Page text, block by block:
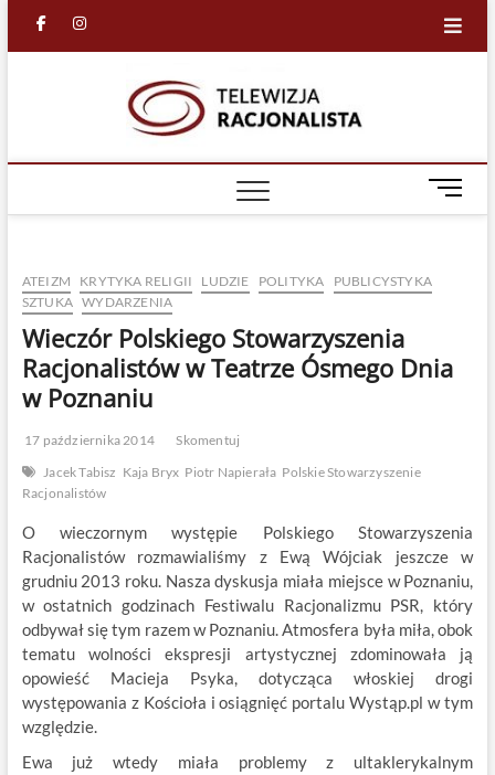
facebook
in
M
e
t
o
ATEIZM KRYTYKA RELIGII LUDZIE POLITYKA
PUBLICYSTYKA
SZTUKA WYDARZENIA
Wieczór Polskiego Stowarzyszenia
Racjonalistów w Teatrze Ósmego Dnia
w Poznaniu
17 października 2014
Skomentuj
Jacek Tabisz Kaja Bryx Piotr Napierała Polskie Stowarzyszenie
Racjonalistów
O wieczornym występie Polskiego Stowarzyszenia
Racjonalistów rozmawialiśmy z Ewą Wójciak jeszcze w
grudniu 2013 roku. Nasza dyskusja miała miejsce w Poznaniu,
w ostatnich godzinach Festiwalu Racjonalizmu PSR, który
odbywał się tym razem w Poznaniu. Atmosfera była miła, obok
tematu wolności ekspresji artystycznej zdominowała ją
opowieść Macieja Psyka, dotycząca włoskiej drogi
występowania z Kościoła i osiągnięć portalu Wystąp.pl w tym
względzie.
Ewa już wtedy miała problemy z ultaklerykalnym